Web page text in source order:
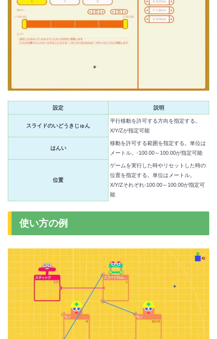
設定 説明
スライドのいどうきじゅん
平行移動を許可する方向を指定する。
X/Y/Zが指定可能
はんい
移動を許可する範囲を指定する。単位は
メートル。-100.00～100.00が指定可能
位置
ゲームを実行した時やリセットした時の
位置を指定する。単位はメートル。
X/Y/Zそれぞれ-100.00～100.00が指定可
能
使い方の例